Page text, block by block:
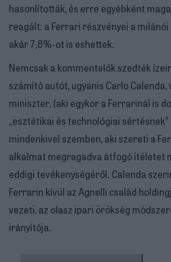
hasonlították, és erre egyébként
reagált: a Ferrari részvényei a
akár 7,8%-ot is eshettek.
Nemcsak a kommentelők szedték
számító autót, ugyanis Carlo
miniszter, (aki egykor a Ferrarinál is
„esztétikai és technológiai
mindenkivel szemben, aki szereti a
alkalmat megragadva átfogó ítéletet
eddigi tevékenységéről. Calenda
Ferrarin kívül az Agnelli család
vezeti, az olasz ipari örökség
irányítója.